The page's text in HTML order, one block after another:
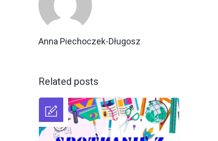
Anna Piechoczek-Długosz
Related posts